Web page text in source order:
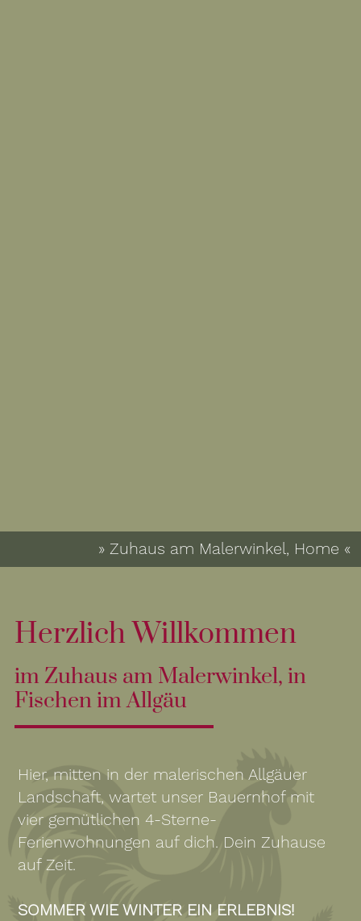
» Zuhaus am Malerwinkel, Home «
Herzlich Willkommen
im Zuhaus am Malerwinkel, in
Fischen im Allgäu
Hier, mitten in der malerischen Allgäuer
Landschaft, wartet unser Bauernhof mit
vier gemütlichen 4-Sterne-
Ferienwohnungen auf dich. Dein Zuhause
auf Zeit.
SOMMER WIE WINTER EIN ERLEBNIS!